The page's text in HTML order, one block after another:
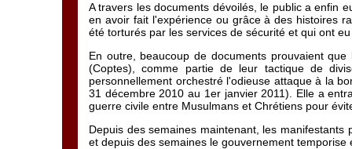
A travers les documents dévoilés, le public a enfin
en avoir fait l'expérience ou grâce à des histoires
été torturés par les services de sécurité et qui ont
En outre, beaucoup de documents prouvaient
(Coptes), comme partie de leur tactique de
personnellement orchestré l'odieuse attaque à la
31 décembre 2010 au 1er janvier 2011). Elle a
guerre civile entre Musulmans et Chrétiens pour
Depuis des semaines maintenant, les
et depuis des semaines le gouvernement